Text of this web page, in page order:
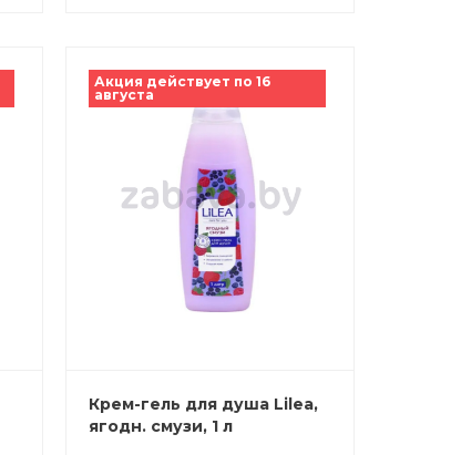
Акция действует по 16
августа
Крем-гель для душа Lilea,
ягодн. смузи, 1 л